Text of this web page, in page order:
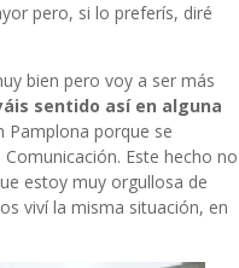
pero, si lo preferís, diré
bien pero voy a ser más
sentido así en alguna
Pamplona porque se
Este hecho no
estoy muy orgullosa de
viví la misma situación, en